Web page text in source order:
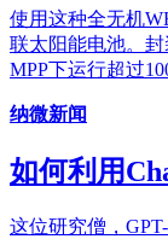
使用这种全无机
联太阳能电池。
MPP下运行超过
纳微新闻
如何利用
这位研究僧，